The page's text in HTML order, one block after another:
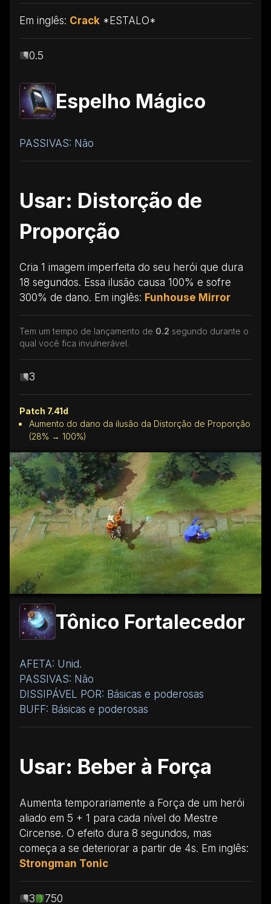
Em inglês: Crack *ESTALO*
0.5
Espelho Mágico
PASSIVAS: Não
Usar: Distorção de
Proporção
Cria 1 imagem imperfeita do seu herói que dura
18 segundos. Essa ilusão causa 100% e sofre
300% de dano. Em inglês: Funhouse Mirror
Tem um tempo de lançamento de 0.2 segundo durante o
qual você fica invulnerável.
3
Patch 7.41d
Aumento do dano da ilusão da Distorção de Proporção
(28% → 100%)
Tônico Fortalecedor
AFETA: Unid.
PASSIVAS: Não
DISSIPÁVEL POR: Básicas e poderosas
BUFF: Básicas e poderosas
Usar: Beber à Força
Aumenta temporariamente a Força de um herói
aliado em 5 + 1 para cada nível do Mestre
Circense. O efeito dura 8 segundos, mas
começa a se deteriorar a partir de 4s. Em inglês:
Strongman Tonic
3 750